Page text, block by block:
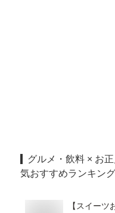
グルメ・飲料 × お
気おすすめランキング
【スイーツ